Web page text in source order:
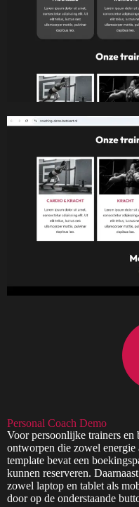
Personal Coach Demo
Voor persoonlijke trainers en
ontworpen die zowel
template bevat een
kunnen reserveren.
zowel laptop en tablet als
door op de onderstaande